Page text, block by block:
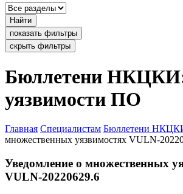
Найти
показать фильтры
скрыть фильтры
Бюллетени
уязвимости ПО
Главная Специалистам Бюллетени
множественных уязвимостях VULN-
Уведомление о множественных
VULN-20220629.6